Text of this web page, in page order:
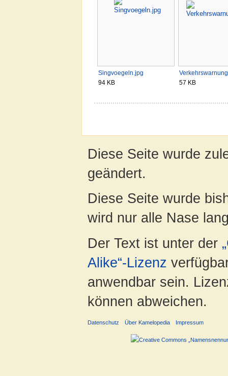
Singvoegeln.jpg
94 KB
57 KB
Diese Seite wurde
geändert.
Diese Seite wurde
wird nur alle Nase
Der Text ist unter der
Alike“-Lizenz
anwendbar sein.
können abweichen.
Datenschutz Über Kamelopedia Impressum